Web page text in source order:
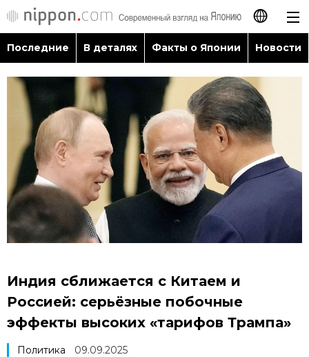
日本語
English
简体字
繁體字
Français
Español
Последние
В деталях
Факты о Японии
Путеводитель по Японии
Фото/Видео
Последние В деталях Факты о Японии Новости
Индия сближается с Китаем и
Россией: серьёзные побочные
эффекты высоких «тарифов Трампа»
Политика 09.09.2025